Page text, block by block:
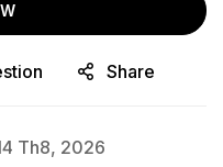
Share
Th8, 2026